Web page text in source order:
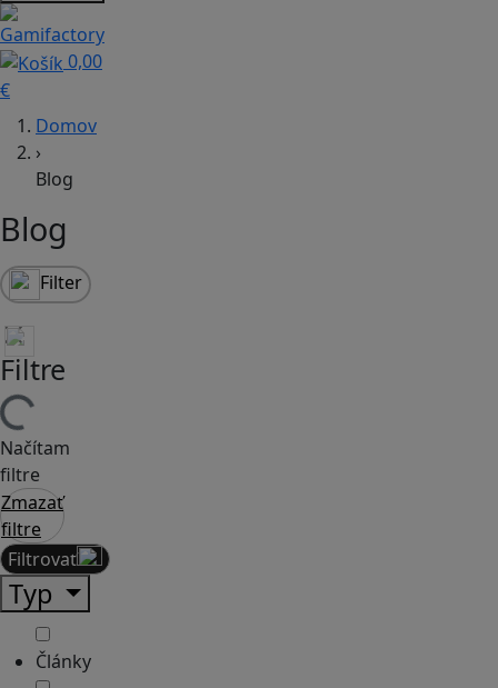
0,00
€
Domov
›
Blog
Blog
Filter
Filtre
Načítam
filtre
Zmazať
filtre
Filtrovať
Typ
Články